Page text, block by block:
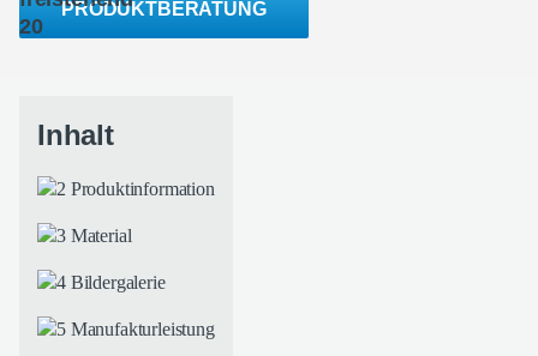
PRODUKTBERATUNG
Produktinformation
Material
Bildergalerie
Manufakturleistung